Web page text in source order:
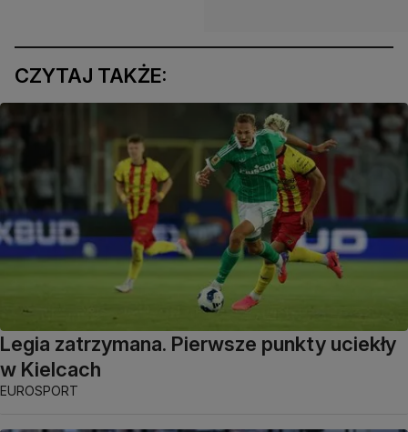
CZYTAJ TAKŻE:
Legia zatrzymana. Pierwsze punkty uciekły
w Kielcach
EUROSPORT